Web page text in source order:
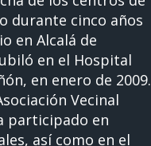
durante cinco años
en Alcalá de
en el Hospital
en enero de 2009.
Vecinal
participado en
así como en el